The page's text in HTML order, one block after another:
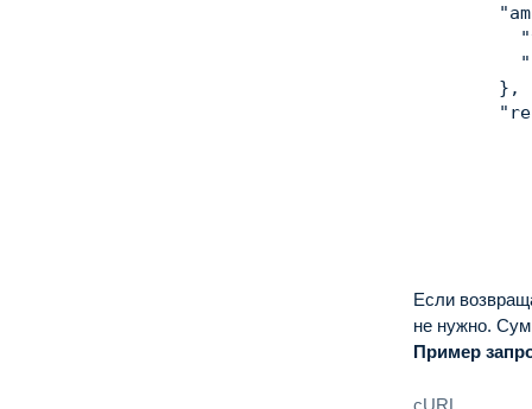
        },
        }
      }'
Если
не нужно.
Пример
cURL